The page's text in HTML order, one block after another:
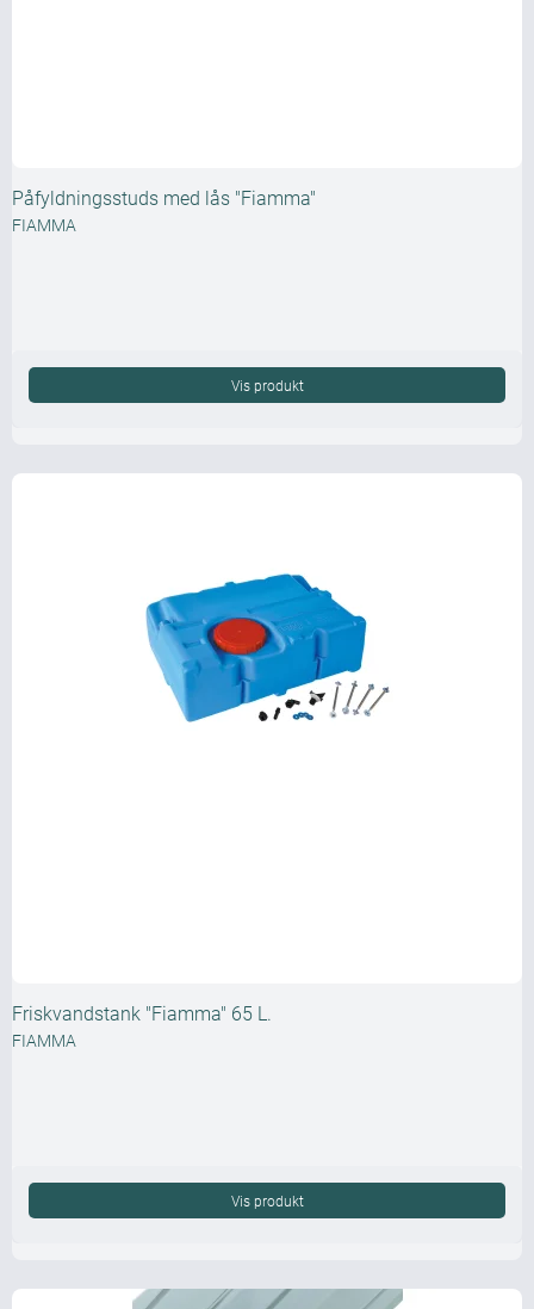
Påfyldningsstuds med lås "Fiamma"
FIAMMA
Vis produkt
Friskvandstank "Fiamma" 65 L.
FIAMMA
Vis produkt